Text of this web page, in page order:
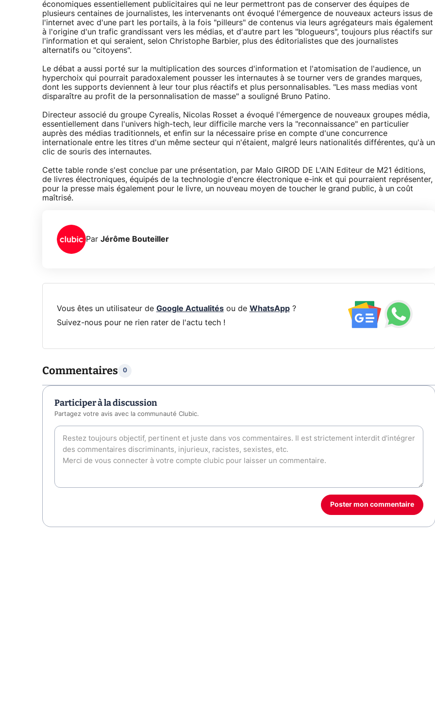
économiques essentiellement publicitaires qui ne leur permettront pas de conserver des équipes de
plusieurs centaines de journalistes, les intervenants ont évoqué l'émergence de nouveaux acteurs issus de
l'internet avec d'une part les portails, à la fois "pilleurs" de contenus via leurs agrégateurs mais également
à l'origine d'un trafic grandissant vers les médias, et d'autre part les "blogueurs", toujours plus réactifs sur
l'information et qui seraient, selon Christophe Barbier, plus des éditorialistes que des journalistes
alternatifs ou "citoyens".
Le débat a aussi porté sur la multiplication des sources d'information et l'atomisation de l'audience, un
hyperchoix qui pourrait paradoxalement pousser les internautes à se tourner vers de grandes marques,
dont les supports deviennent à leur tour plus réactifs et plus personnalisables. "Les mass medias vont
disparaître au profit de la personnalisation de masse" a souligné Bruno Patino.
Directeur associé du groupe Cyrealis, Nicolas Rosset a évoqué l'émergence de nouveaux groupes média,
essentiellement dans l'univers high-tech, leur difficile marche vers la "reconnaissance" en particulier
auprès des médias traditionnels, et enfin sur la nécessaire prise en compte d'une concurrence
internationale entre les titres d'un même secteur qui n'étaient, malgré leurs nationalités différentes, qu'à un
clic de souris des internautes.
Cette table ronde s'est conclue par une présentation, par Malo GIROD DE L'AIN Editeur de M21 éditions,
de livres électroniques, équipés de la technologie d'encre électronique e-ink et qui pourraient représenter,
pour la presse mais également pour le livre, un nouveau moyen de toucher le grand public, à un coût
maîtrisé.
Par Jérôme Bouteiller
Vous êtes un utilisateur de Google Actualitésou de WhatsApp?
Suivez-nous pour ne rien rater de l'actu tech !
Commentaires 0
Participer à la discussion
Partagez votre avis avec la communauté Clubic.
Poster mon commentaire